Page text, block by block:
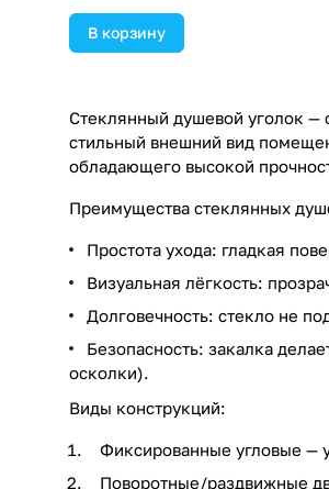
В корзину
Стеклянный душевой уголок —
стильный внешний вид
обладающего высокой
Преимущества стеклянных
Простота ухода: гладкая
Визуальная лёгкость:
Долговечность: стекло не
Безопасность: закалка
осколки).
Виды конструкций:
Фиксированные угловые —
Поворотные/раздвижные